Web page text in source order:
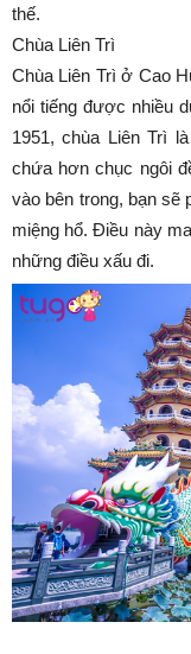
thế.
Chùa Liên Trì
Chùa Liên Trì ở Cao
nổi tiếng được nhiều
1951, chùa Liên Trì
chứa hơn chục ngôi
vào bên trong, bạn sẽ
miệng hổ. Điều này
những điều xấu đi.